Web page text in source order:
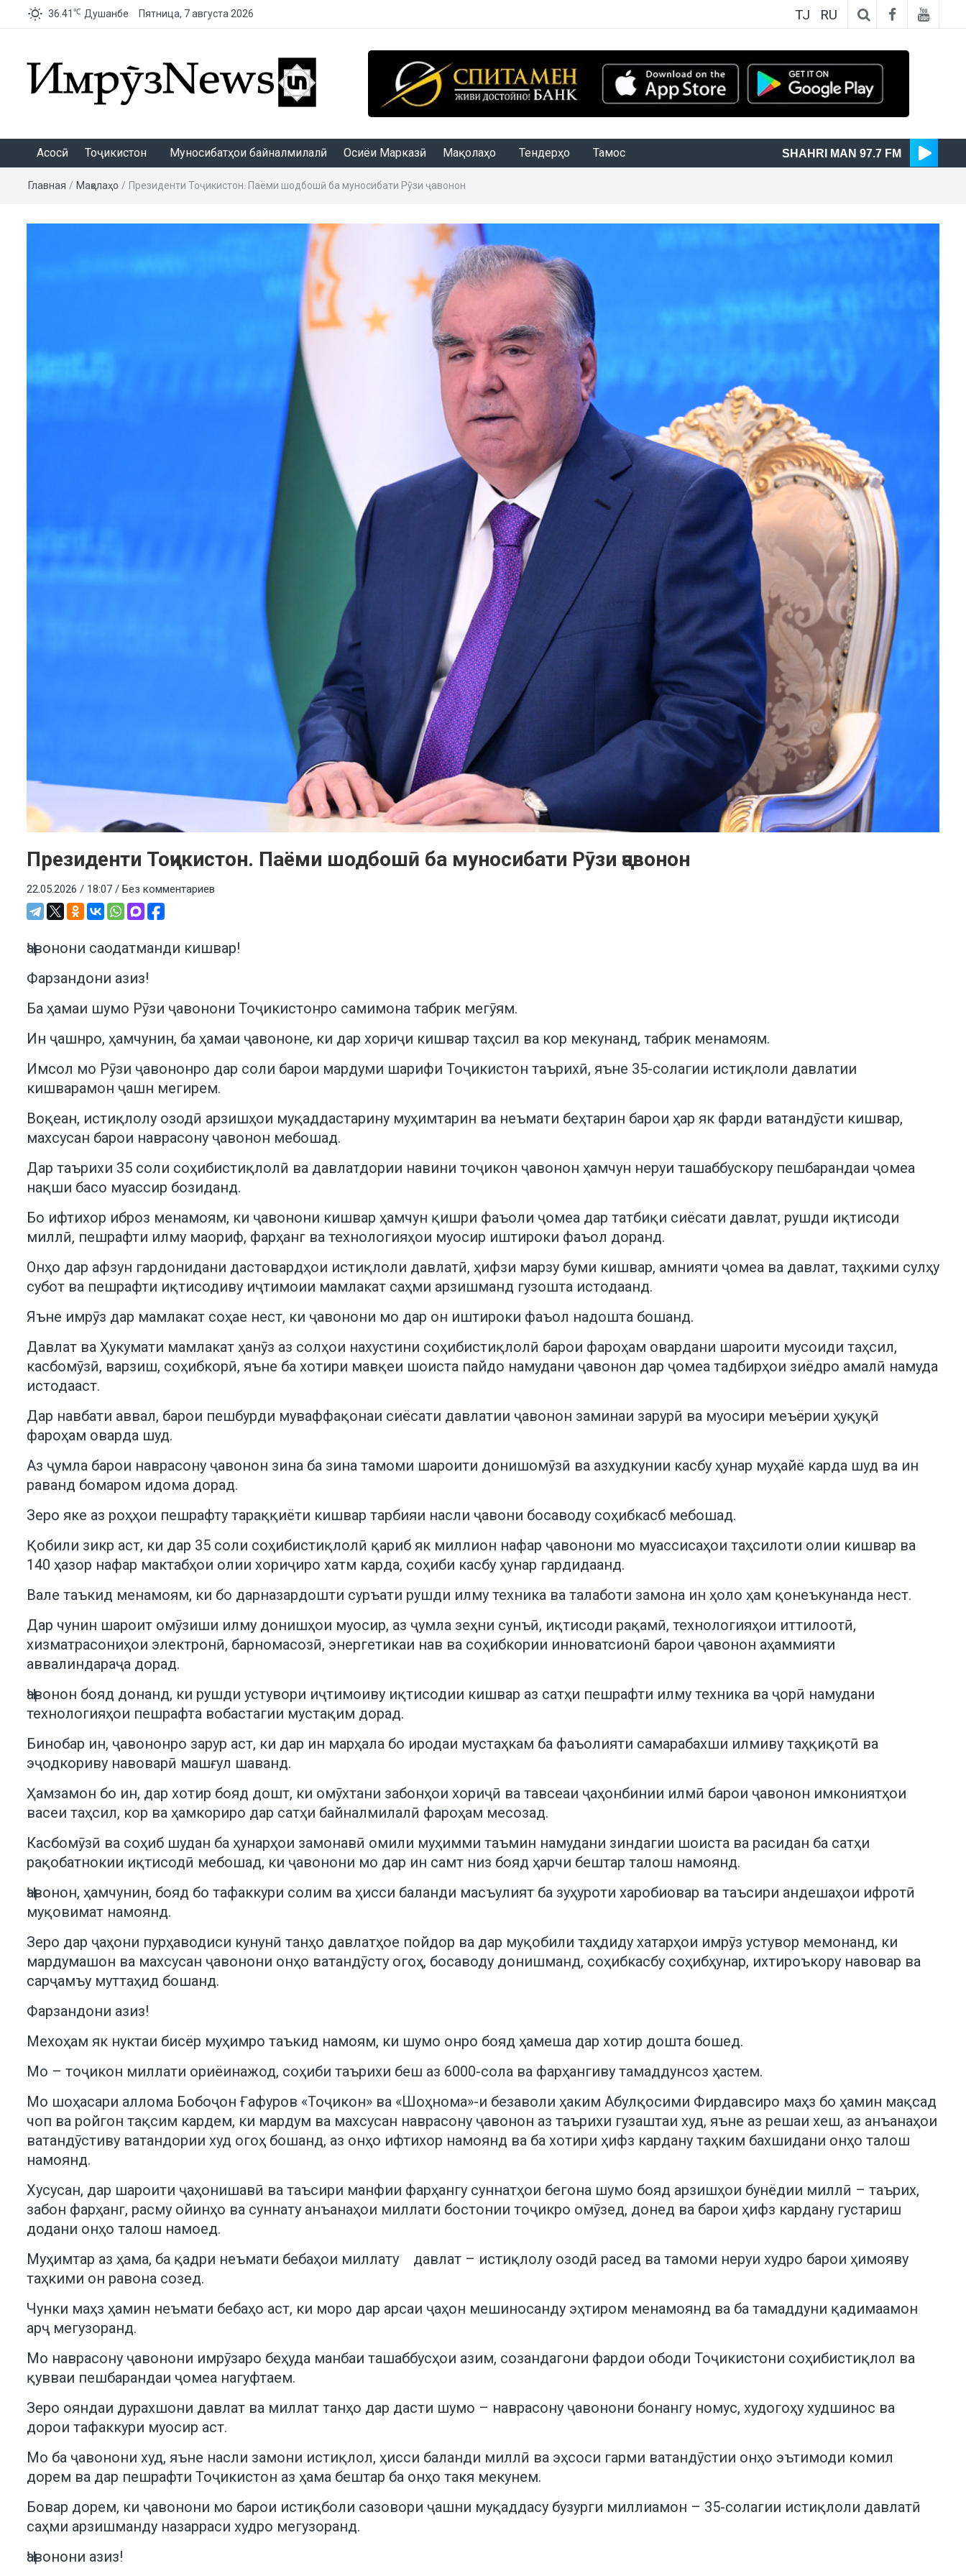
36.41 ℃ Душанбе Пятница, 7 августа 2026 TJ RU
Асосӣ Тоҷикистон Муносибатҳои байналмилалӣ Осиёи Марказӣ Мақолаҳо Тендерҳо Тамос SHAHRI MAN 97.7 FM
Главная / Мақолаҳо / Президенти Тоҷикистон. Паёми шодбошӣ ба муносибати Рӯзи ҷавонон
Президенти Тоҷикистон. Паёми шодбошӣ ба муносибати Рӯзи ҷавонон
22.05.2026 / 18:07 / Без комментариев
Ҷавонони саодатманди кишвар!
Фарзандони азиз!
Ба ҳамаи шумо Рӯзи ҷавонони Тоҷикистонро самимона табрик мегӯям.
Ин ҷашнро, ҳамчунин, ба ҳамаи ҷавононе, ки дар хориҷи кишвар таҳсил ва кор мекунанд, табрик менамоям.
Имсол мо Рӯзи ҷавононро дар соли барои мардуми шарифи Тоҷикистон таърихӣ, яъне 35-солагии истиқлоли давлатии
кишварамон ҷашн мегирем.
Воқеан, истиқлолу озодӣ арзишҳои муқаддастарину муҳимтарин ва неъмати беҳтарин барои ҳар як фарди ватандӯсти кишвар,
махсусан барои наврасону ҷавонон мебошад.
Дар таърихи 35 соли соҳибистиқлолӣ ва давлатдории навини тоҷикон ҷавонон ҳамчун неруи ташаббускору пешбарандаи ҷомеа
нақши басо муассир бозиданд.
Бо ифтихор иброз менамоям, ки ҷавонони кишвар ҳамчун қишри фаъоли ҷомеа дар татбиқи сиёсати давлат, рушди иқтисоди
миллӣ, пешрафти илму маориф, фарҳанг ва технологияҳои муосир иштироки фаъол доранд.
Онҳо дар афзун гардонидани дастовардҳои истиқлоли давлатӣ, ҳифзи марзу буми кишвар, амнияти ҷомеа ва давлат, таҳкими сулҳу
субот ва пешрафти иқтисодиву иҷтимоии мамлакат саҳми арзишманд гузошта истодаанд.
Яъне имрӯз дар мамлакат соҳае нест, ки ҷавонони мо дар он иштироки фаъол надошта бошанд.
Давлат ва Ҳукумати мамлакат ҳанӯз аз солҳои нахустини соҳибистиқлолӣ барои фароҳам овардани шароити мусоиди таҳсил,
касбомӯзӣ, варзиш, соҳибкорӣ, яъне ба хотири мавқеи шоиста пайдо намудани ҷавонон дар ҷомеа тадбирҳои зиёдро амалӣ намуда
истодааст.
Дар навбати аввал, барои пешбурди муваффақонаи сиёсати давлатии ҷавонон заминаи зарурӣ ва муосири меъёрии ҳуқуқӣ
фароҳам оварда шуд.
Аз ҷумла барои наврасону ҷавонон зина ба зина тамоми шароити донишомӯзӣ ва азхудкунии касбу ҳунар муҳайё карда шуд ва ин
раванд бомаром идома дорад.
Зеро яке аз роҳҳои пешрафту тараққиёти кишвар тарбияи насли ҷавони босаводу соҳибкасб мебошад.
Қобили зикр аст, ки дар 35 соли соҳибистиқлолӣ қариб як миллион нафар ҷавонони мо муассисаҳои таҳсилоти олии кишвар ва
140 ҳазор нафар мактабҳои олии хориҷиро хатм карда, соҳиби касбу ҳунар гардидаанд.
Вале таъкид менамоям, ки бо дарназардошти суръати рушди илму техника ва талаботи замона ин ҳоло ҳам қонеъкунанда нест.
Дар чунин шароит омӯзиши илму донишҳои муосир, аз ҷумла зеҳни сунъӣ, иқтисоди рақамӣ, технологияҳои иттилоотӣ,
хизматрасониҳои электронӣ, барномасозӣ, энергетикаи нав ва соҳибкории инноватсионӣ барои ҷавонон аҳаммияти
аввалиндараҷа дорад.
Ҷавонон бояд донанд, ки рушди устувори иҷтимоиву иқтисодии кишвар аз сатҳи пешрафти илму техника ва ҷорӣ намудани
технологияҳои пешрафта вобастагии мустақим дорад.
Бинобар ин, ҷавононро зарур аст, ки дар ин марҳала бо иродаи мустаҳкам ба фаъолияти самарабахши илмиву таҳқиқотӣ ва
эҷодкориву навоварӣ машғул шаванд.
Ҳамзамон бо ин, дар хотир бояд дошт, ки омӯхтани забонҳои хориҷӣ ва тавсеаи ҷаҳонбинии илмӣ барои ҷавонон имкониятҳои
васеи таҳсил, кор ва ҳамкориро дар сатҳи байналмилалӣ фароҳам месозад.
Касбомӯзӣ ва соҳиб шудан ба ҳунарҳои замонавӣ омили муҳимми таъмин намудани зиндагии шоиста ва расидан ба сатҳи
рақобатнокии иқтисодӣ мебошад, ки ҷавонони мо дар ин самт низ бояд ҳарчи бештар талош намоянд.
Ҷавонон, ҳамчунин, бояд бо тафаккури солим ва ҳисси баланди масъулият ба зуҳуроти харобиовар ва таъсири андешаҳои ифротӣ
муқовимат намоянд.
Зеро дар ҷаҳони пурҳаводиси кунунӣ танҳо давлатҳое пойдор ва дар муқобили таҳдиду хатарҳои имрӯз устувор мемонанд, ки
мардумашон ва махсусан ҷавонони онҳо ватандӯсту огоҳ, босаводу донишманд, соҳибкасбу соҳибҳунар, ихтироъкору навовар ва
сарҷамъу муттаҳид бошанд.
Фарзандони азиз!
Мехоҳам як нуктаи бисёр муҳимро таъкид намоям, ки шумо онро бояд ҳамеша дар хотир дошта бошед.
Мо – тоҷикон миллати ориёинажод, соҳиби таърихи беш аз 6000-сола ва фарҳангиву тамаддунсоз ҳастем.
Мо шоҳасари аллома Бобоҷон Ғафуров «Тоҷикон» ва «Шоҳнома»-и безаволи ҳаким Абулқосими Фирдавсиро маҳз бо ҳамин мақсад
чоп ва ройгон тақсим кардем, ки мардум ва махсусан наврасону ҷавонон аз таърихи гузаштаи худ, яъне аз решаи хеш, аз анъанаҳои
ватандӯстиву ватандории худ огоҳ бошанд, аз онҳо ифтихор намоянд ва ба хотири ҳифз кардану таҳким бахшидани онҳо талош
намоянд.
Хусусан, дар шароити ҷаҳонишавӣ ва таъсири манфии фарҳангу суннатҳои бегона шумо бояд арзишҳои бунёдии миллӣ – таърих,
забон фарҳанг, расму ойинҳо ва суннату анъанаҳои миллати бостонии тоҷикро омӯзед, донед ва барои ҳифз кардану густариш
додани онҳо талош намоед.
Муҳимтар аз ҳама, ба қадри неъмати бебаҳои миллату давлат – истиқлолу озодӣ расед ва тамоми неруи худро барои ҳимояву
таҳкими он равона созед.
Чунки маҳз ҳамин неъмати бебаҳо аст, ки моро дар арсаи ҷаҳон мешиносанду эҳтиром менамоянд ва ба тамаддуни қадимаамон
арҷ мегузоранд.
Мо наврасону ҷавонони имрӯзаро беҳуда манбаи ташаббусҳои азим, созандагони фардои ободи Тоҷикистони соҳибистиқлол ва
қувваи пешбарандаи ҷомеа нагуфтаем.
Зеро ояндаи дурахшони давлат ва миллат танҳо дар дасти шумо – наврасону ҷавонони бонангу номус, худогоҳу худшинос ва
дорои тафаккури муосир аст.
Мо ба ҷавонони худ, яъне насли замони истиқлол, ҳисси баланди миллӣ ва эҳсоси гарми ватандӯстии онҳо эътимоди комил
дорем ва дар пешрафти Тоҷикистон аз ҳама бештар ба онҳо такя мекунем.
Бовар дорем, ки ҷавонони мо барои истиқболи сазовори ҷашни муқаддасу бузурги миллиамон – 35-солагии истиқлоли давлатӣ
саҳми арзишманду назарраси худро мегузоранд.
Ҷавонони азиз!